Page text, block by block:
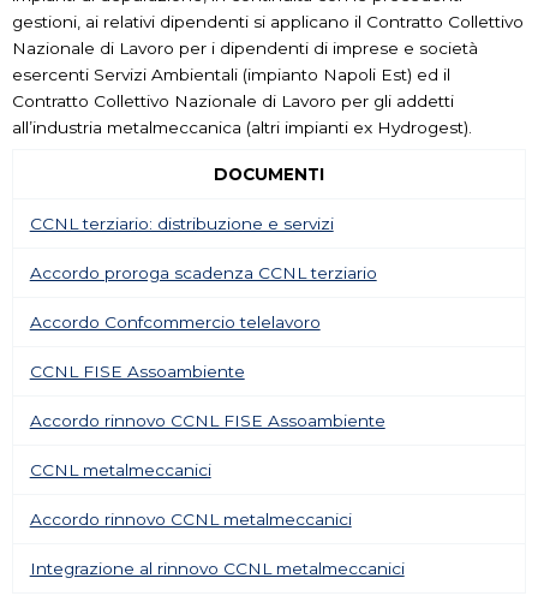
gestioni, ai relativi dipendenti si applicano il Contratto Collettivo
Nazionale di Lavoro per i dipendenti di imprese e società
esercenti Servizi Ambientali (impianto Napoli Est) ed il
Contratto Collettivo Nazionale di Lavoro per gli addetti
all’industria metalmeccanica (altri impianti ex Hydrogest).
DOCUMENTI
CCNL terziario: distribuzione e servizi
Accordo proroga scadenza CCNL terziario
Accordo Confcommercio telelavoro
CCNL FISE Assoambiente
Accordo rinnovo CCNL FISE Assoambiente
CCNL metalmeccanici
Accordo rinnovo CCNL metalmeccanici
Integrazione al rinnovo CCNL metalmeccanici